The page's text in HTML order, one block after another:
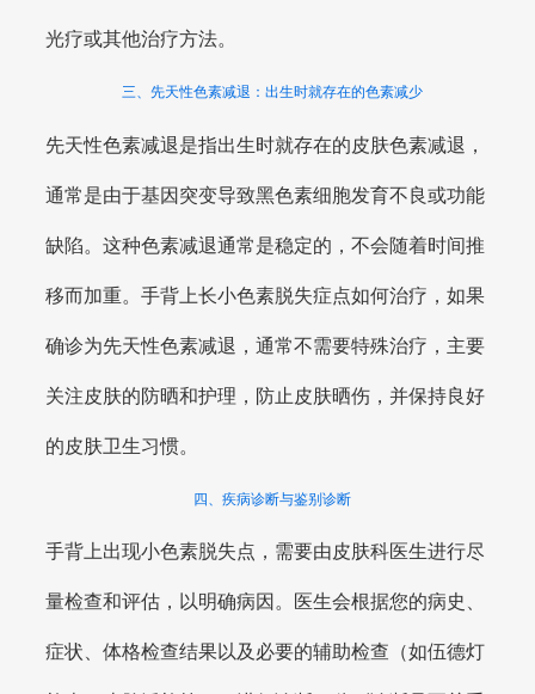
光疗或其他治疗方法。
三、先天性色素减退：出生时就存在的色素减少
先天性色素减退是指出生时就存在的皮肤色素减退，
通常是由于基因突变导致黑色素细胞发育不良或功能
缺陷。这种色素减退通常是稳定的，不会随着时间推
移而加重。手背上长小色素脱失症点如何治疗，如果
确诊为先天性色素减退，通常不需要特殊治疗，主要
关注皮肤的防晒和护理，防止皮肤晒伤，并保持良好
的皮肤卫生习惯。
四、疾病诊断与鉴别诊断
手背上出现小色素脱失点，需要由皮肤科医生进行尽
量检查和评估，以明确病因。医生会根据您的病史、
症状、体格检查结果以及必要的辅助检查（如伍德灯